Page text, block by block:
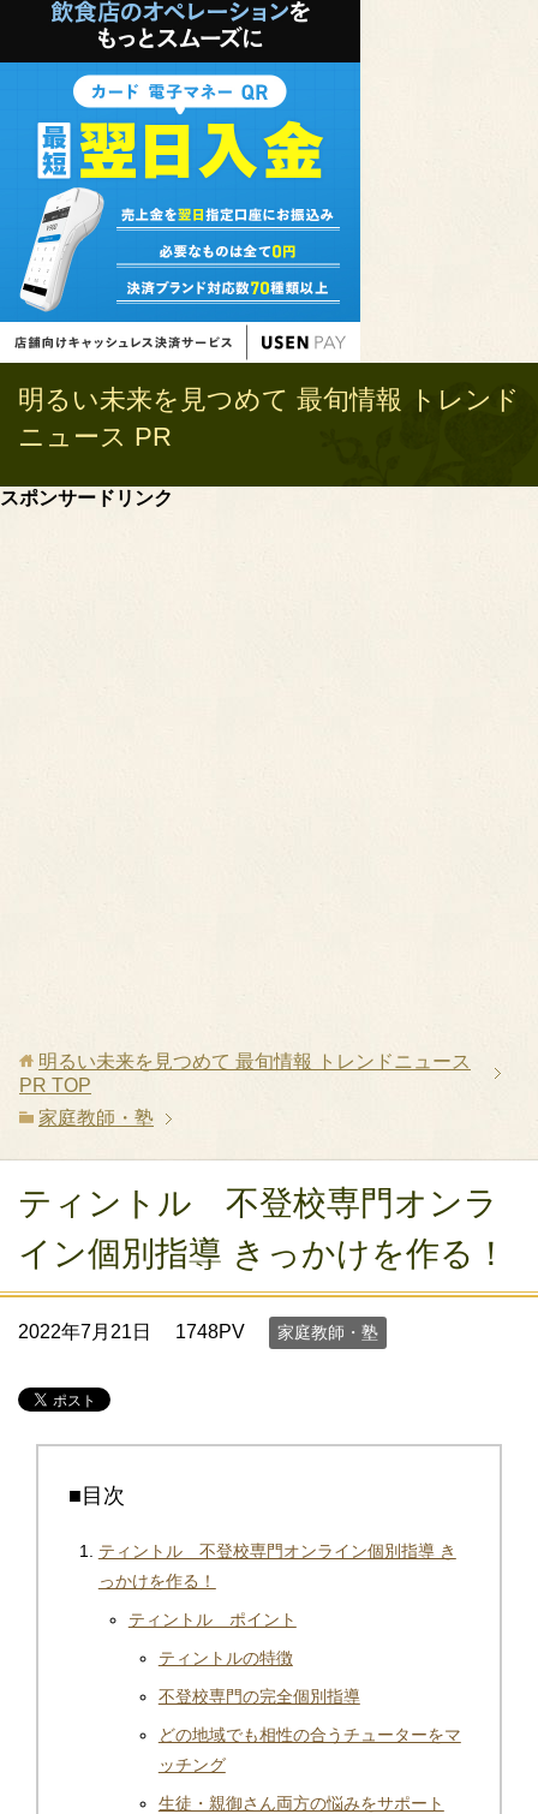
明るい未来を見つめて 最旬情報 トレンド
ニュース PR
スポンサードリンク
明るい未来を見つめて 最旬情報 トレンドニュース
PR TOP
家庭教師・塾
ティントル 不登校専門オンラ
イン個別指導 きっかけを作る！
2022年7月21日 1748PV 家庭教師・塾
■目次
ティントル 不登校専門オンライン個別指導 き
っかけを作る！
ティントル ポイント
ティントルの特徴
不登校専門の完全個別指導
どの地域でも相性の合うチューターをマ
ッチング
生徒・親御さん両方の悩みをサポート